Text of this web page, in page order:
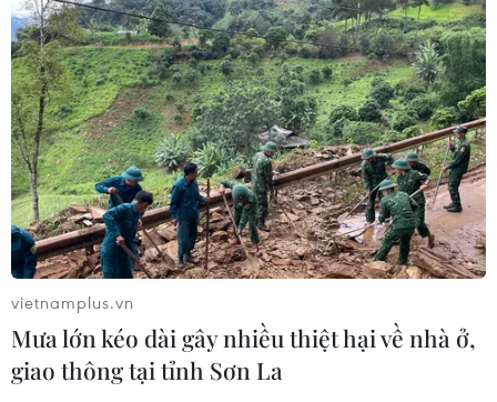
Nicole Kidman và cha năm 2005. (Nguồn: nydailynews.com)
Nữ diễn viên Nicole Kidman hiện đang bị suy
sụp sau khi cha cô qua đời một cách đột ngột tại
Singapore.
Thông tin trên được người đại diện của minh
tinh người Australia này chia sẻ ngày 13/9.
Ông Antony Kidman đã ra đi ở tuổi 75 sau một
cơn đau tim bất ngờ tại Singapore.
vietnamplus.vn
Mưa lớn kéo dài gây nhiều thiệt hại về nhà ở,
giao thông tại tỉnh Sơn La